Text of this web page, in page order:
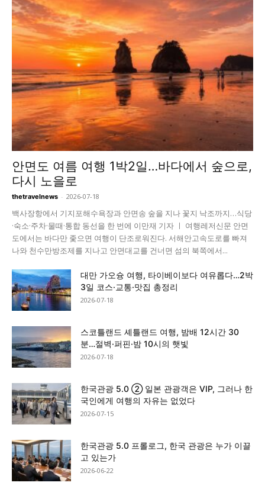
안면도 여름 여행 1박2일…바다에서 숲으로,
다시 노을로
thetravelnews - 2026-07-18
백사장항에서 기지포해수욕장과 안면송 숲을 지나 꽃지 낙조까지…식당
·숙소·주차·물때·통합 동선을 한 번에 이만재 기자 ㅣ 여행레저신문 안면
도에서는 바다만 좇으면 여행이 단조로워진다. 서해안고속도로를 빠져
나와 천수만방조제를 지나고 안면대교를 건너면 섬의 북쪽에서...
대만 가오슝 여행, 타이베이보다 여유롭다…2박
3일 코스·교통·맛집 총정리
2026-07-18
스코틀랜드 셰틀랜드 여행, 밤배 12시간 30
분…절벽·퍼핀·밤 10시의 햇빛
2026-07-18
한국관광 5.0 ② 일본 관광객은 VIP, 그러나 한
국인에게 여행의 자유는 없었다
2026-07-15
한국관광 5.0 프롤로그, 한국 관광은 누가 이끌
고 있는가
2026-06-22